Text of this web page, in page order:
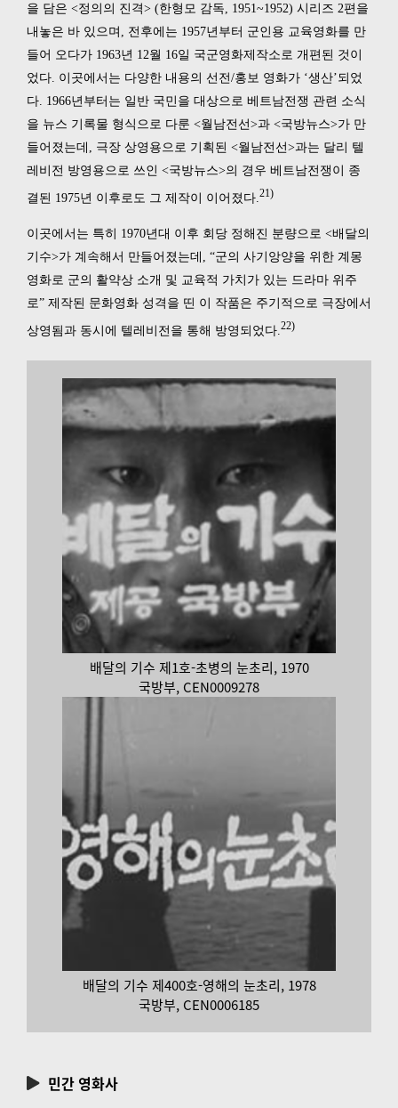
을 담은 <정의의 진격> (한형모 감독, 1951~1952) 시리즈 2편을
내놓은 바 있으며, 전후에는 1957년부터 군인용 교육영화를 만
들어 오다가 1963년 12월 16일 국군영화제작소로 개편된 것이
었다. 이곳에서는 다양한 내용의 선전/홍보 영화가 ‘생산’되었
다. 1966년부터는 일반 국민을 대상으로 베트남전쟁 관련 소식
을 뉴스 기록물 형식으로 다룬 <월남전선>과 <국방뉴스>가 만
들어졌는데, 극장 상영용으로 기획된 <월남전선>과는 달리 텔
레비전 방영용으로 쓰인 <국방뉴스>의 경우 베트남전쟁이 종
결된 1975년 이후로도 그 제작이 이어졌다. 21)
이곳에서는 특히 1970년대 이후 회당 정해진 분량으로 <배달의
기수>가 계속해서 만들어졌는데, “군의 사기앙양을 위한 계몽
영화로 군의 활약상 소개 및 교육적 가치가 있는 드라마 위주
로” 제작된 문화영화 성격을 띤 이 작품은 주기적으로 극장에서
상영됨과 동시에 텔레비전을 통해 방영되었다.22)
배달의 기수 제1호-초병의 눈초리, 1970
국방부, CEN0009278
배달의 기수 제400호-영해의 눈초리, 1978
국방부, CEN0006185
민간 영화사